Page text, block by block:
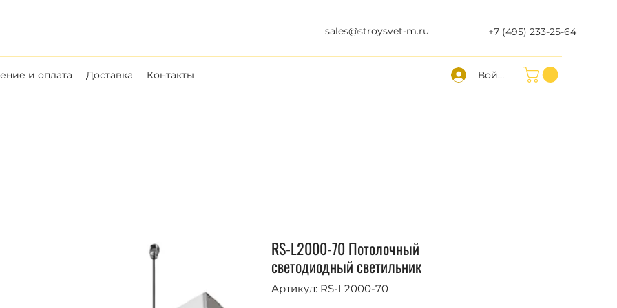
sales@stroysvet-m.ru +7 (495) 233-25-64
и оплата Доставка Контакты Войти
RS-L2000-70 Потолочный
светодиодный светильник
Артикул: RS-L2000-70